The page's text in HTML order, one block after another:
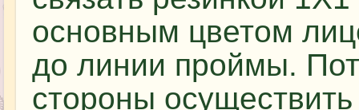
основным цветом
до линии проймы.
стороны